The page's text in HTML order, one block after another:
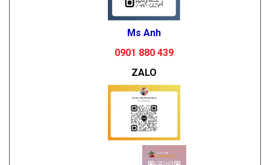
Ms Anh
0901 880 439
ZALO